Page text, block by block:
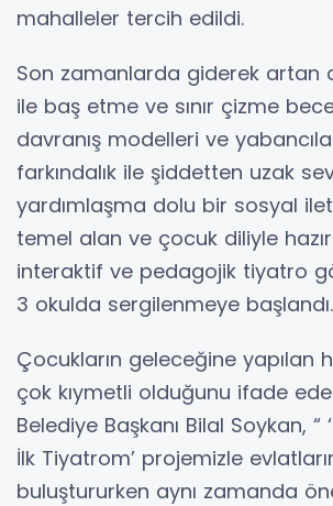
mahalleler tercih edildi.
Son zamanlarda giderek artan
ile baş etme ve sınır çizme
davranış modelleri ve
farkındalık ile şiddetten uzak
yardımlaşma dolu bir sosyal
temel alan ve çocuk diliyle
interaktif ve pedagojik tiyatro
3 okulda sergilenmeye başlandı.
Çocukların geleceğine yapılan
çok kıymetli olduğunu ifade
Belediye Başkanı Bilal Soykan, “
İlk Tiyatrom’ projemizle
buluştururken aynı zamanda